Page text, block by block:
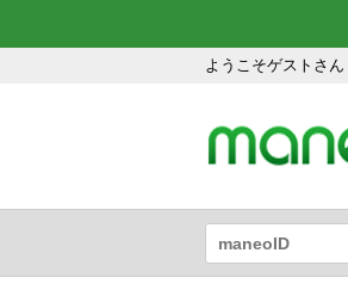
ようこそゲストさん